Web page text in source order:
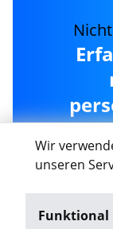
Wir
unseren
Funktional